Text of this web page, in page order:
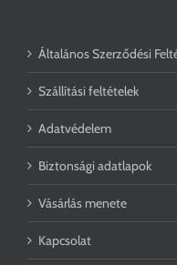
Általános Szerződési
Szállítási feltételek
Adatvédelem
Biztonsági adatlapok
Vásárlás menete
Kapcsolat